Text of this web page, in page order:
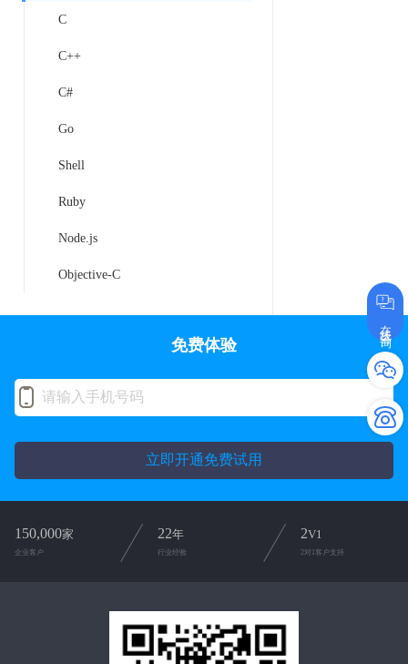
C
C++
C#
Go
Shell
Ruby
Node.js
Objective-C
在线咨询
免费体验
立即开通免费试用
150,000家
企业客户
22年
行业经验
2V1
2对1客户支持